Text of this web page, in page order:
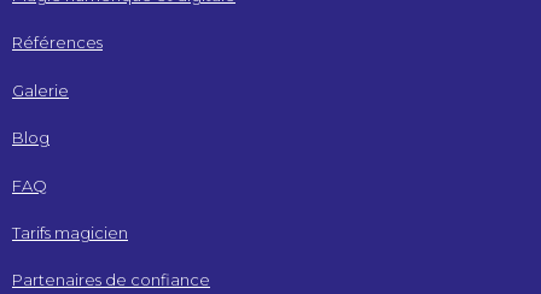
Références
Galerie
Blog
FAQ
Tarifs magicien
Partenaires de confiance